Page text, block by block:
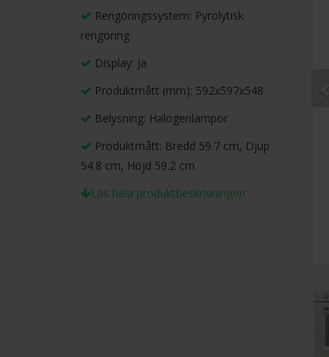
Rengöringssystem: Pyrolytisk
rengöring
Display: Ja
Produktmått (mm): 592x597x548
Belysning: Halogenlampor
Produktmått: Bredd 59.7 cm, Djup
54.8 cm, Höjd 59.2 cm
Läs hela produktbeskrivningen